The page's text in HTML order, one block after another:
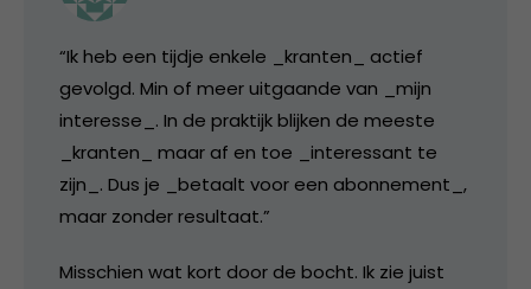
“Ik heb een tijdje enkele _kranten_ actief
gevolgd. Min of meer uitgaande van _mijn
interesse_. In de praktijk blijken de meeste
_kranten_ maar af en toe _interessant te
zijn_. Dus je _betaalt voor een abonnement_,
maar zonder resultaat.”
Misschien wat kort door de bocht. Ik zie juist